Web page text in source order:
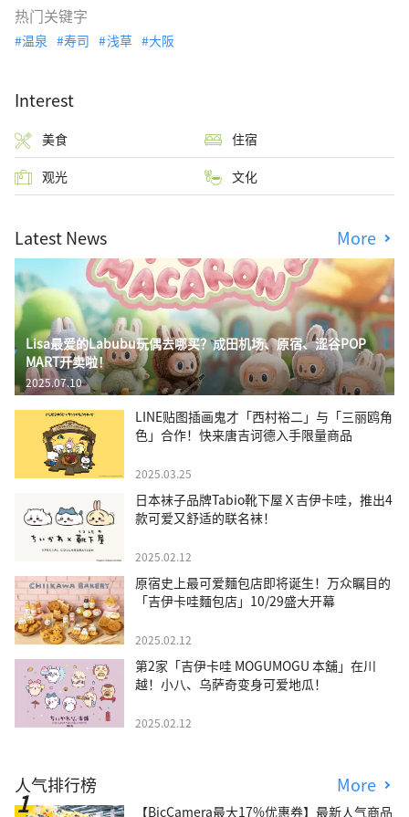
热门关键字
温泉 寿司 浅草 大阪
Interest
美食 住宿
观光 文化
Latest News More
Lisa最爱的Labubu玩偶去哪买？成田机场、原宿、涩谷POP
MART开卖啦！
2025.07.10
LINE贴图插画鬼才「西村裕二」与「三丽鸥角
色」合作！快来唐吉诃德入手限量商品
2025.03.25
日本袜子品牌Tabio靴下屋Ｘ吉伊卡哇，推出4
款可爱又舒适的联名袜！
2025.02.12
原宿史上最可爱麵包店即将诞生！万众瞩目的
「吉伊卡哇麵包店」10/29盛大开幕
2025.02.12
第2家「吉伊卡哇 MOGUMOGU 本舖」在川
越！小八、乌萨奇变身可爱地瓜！
2025.02.12
人气排行榜 More
【BicCamera最大17%优惠券】最新人气商品